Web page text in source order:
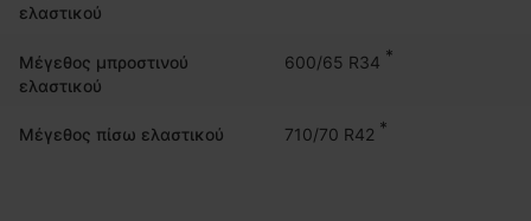
ελαστικού
Μέγεθος μπροστινού
ελαστικού
600/65 R34 *
Μέγεθος πίσω ελαστικού 710/70 R42 *